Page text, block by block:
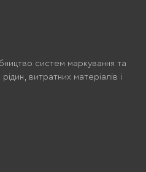
систем маркування та
витратних матеріалів і